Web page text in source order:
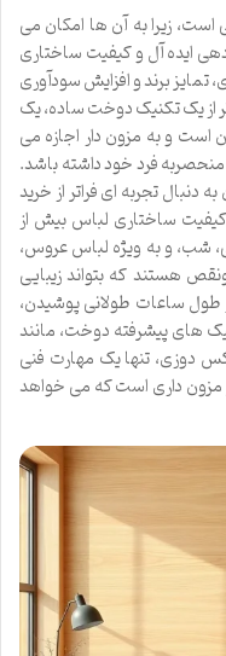
زیرا به آن ها امکان می
ایده آل و کیفیت ساختاری
برند و افزایش سودآوری
از یک تکنیک دوخت ساده، یک
است و به مزون دار اجازه می
فرد خود داشته باشد.
دنبال تجربه ای فراتر از خرید
ساختاری لباس بیش از
و به ویژه لباس عروس،
هستند که بتواند زیبایی
طول ساعات طولانی پوشیدن،
های پیشرفته دوخت، مانند
دوزی، تنها یک مهارت فنی
مزون داری است که می خواهد